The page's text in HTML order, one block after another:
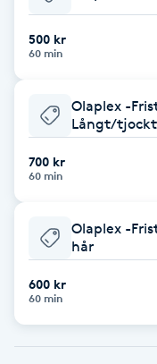
Babylights
Balayage
Bambumassage
Barber
Barnklippning
BIAB
500 kr
60 min
Olaplex -
Långt/
700 kr
60 min
Olaplex -
hår
600 kr
60 min